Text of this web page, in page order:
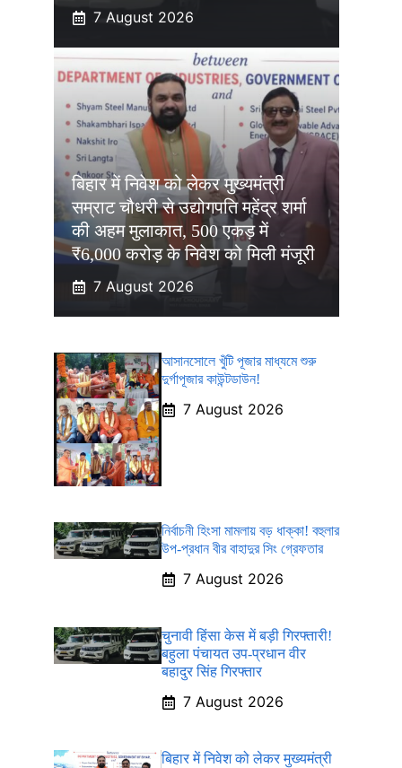
7 August 2026
बिहार में निवेश को लेकर मुख्यमंत्री
सम्राट चौधरी से उद्योगपति महेंद्र शर्मा
की अहम मुलाकात, 500 एकड़ में
₹6,000 करोड़ के निवेश को मिली मंजूरी
7 August 2026
আসানসোলে খুঁটি পূজার মাধ্যমে শুরু
দুর্গাপূজার কাউন্টডাউন!
7 August 2026
নির্বাচনী হিংসা মামলায় বড় ধাক্কা! বহুলার
উপ-প্রধান বীর বাহাদুর সিং গ্রেফতার
7 August 2026
चुनावी हिंसा केस में बड़ी गिरफ्तारी!
बहुला पंचायत उप-प्रधान वीर
बहादुर सिंह गिरफ्तार
7 August 2026
बिहार में निवेश को लेकर मुख्यमंत्री